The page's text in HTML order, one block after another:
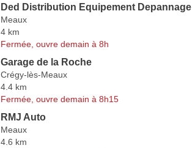
Ded Distribution Equipement Depannage
Meaux
4 km
Fermée, ouvre demain à 8h
Garage de la Roche
Crégy-lès-Meaux
4.4 km
Fermée, ouvre demain à 8h15
RMJ Auto
Meaux
4.6 km